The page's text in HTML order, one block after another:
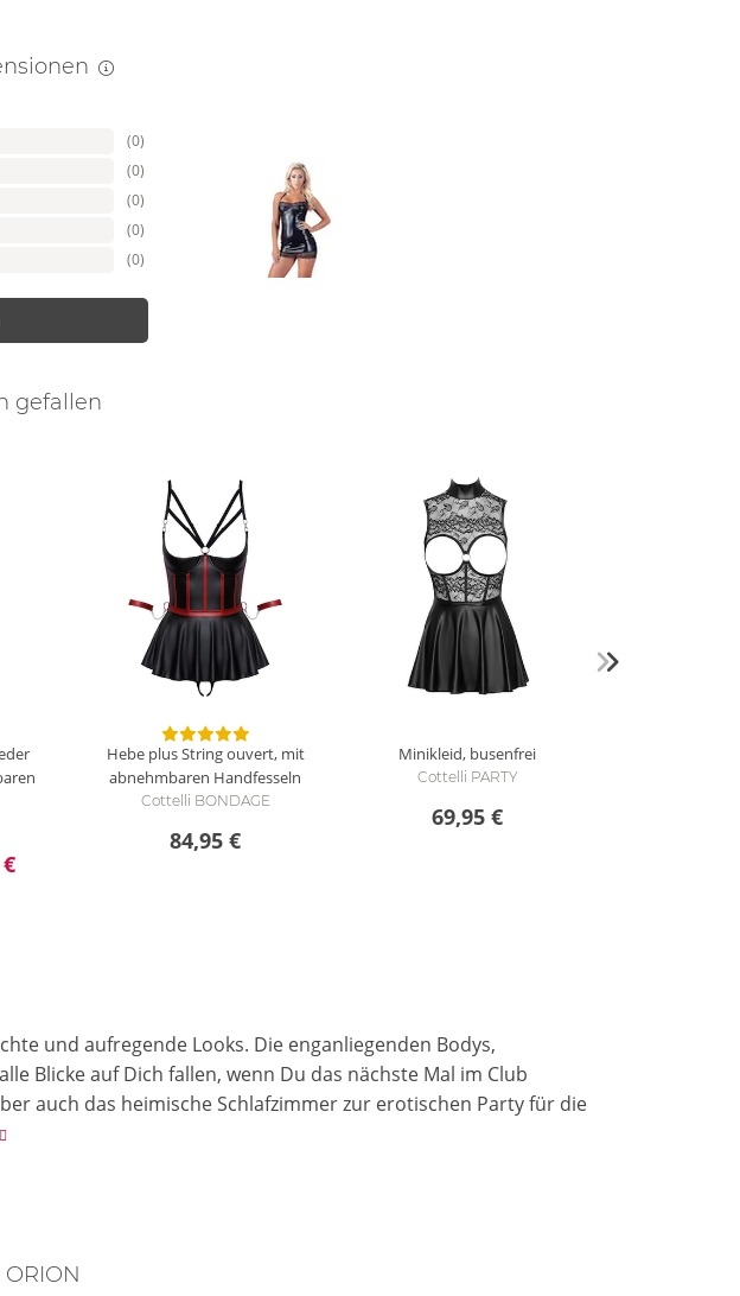
(0)
(0)
(0)
(0)
(0)
gefallen
Hebe plus String ouvert, mit
abnehmbaren Handfesseln
Cottelli BONDAGE
84,95 €
Minikleid, busenfrei
Cottelli PARTY
69,95 €
und aufregende Looks. Die enganliegenden Bodys,
Blicke auf Dich fallen, wenn Du das nächste Mal im Club
auch das heimische Schlafzimmer zur erotischen Party für die
ORION